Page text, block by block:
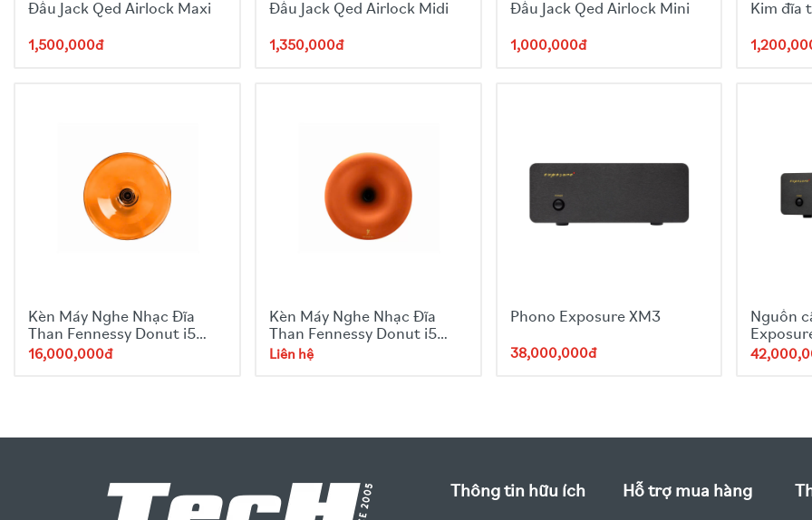
Đầu Jack Qed Airlock Maxi
1,500,000đ
Đầu Jack Qed Airlock Midi
1,350,000đ
Đầu Jack Qed Airlock Mini
1,000,000đ
Kim đĩa
Kèn Máy Nghe Nhạc Đĩa
Than Fennessy Donut i5
Amber
16,000,000đ
Kèn Máy Nghe Nhạc Đĩa
Than Fennessy Donut i5
Year of Horse
Liên hệ
Phono Exposure XM3
38,000,000đ
Nguồn
Supply
Thông tin hữu ích Hỗ trợ mua hàng